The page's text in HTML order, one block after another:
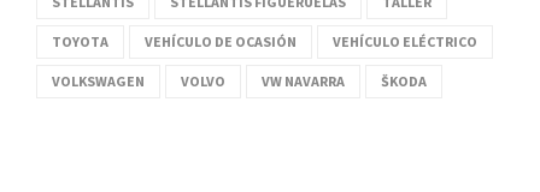
TOYOTA VEHÍCULO DE OCASIÓN VEHÍCULO ELÉCTRICO
VOLKSWAGEN VOLVO VW NAVARRA ŠKODA